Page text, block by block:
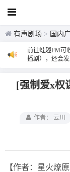
有声剧场 > 国内
前往蛙趣FM可
播剧），还会发
[强制爱x权
作者： 云川
【作者：星火燎